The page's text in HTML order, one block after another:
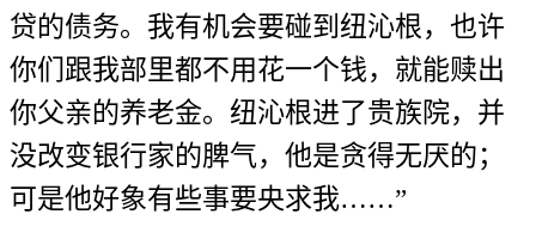
贷的债务。我有机会要碰到纽沁根，也许
你们跟我部里都不用花一个钱，就能赎出
你父亲的养老金。纽沁根进了贵族院，并
没改变银行家的脾气，他是贪得无厌的；
可是他好象有些事要央求我……”